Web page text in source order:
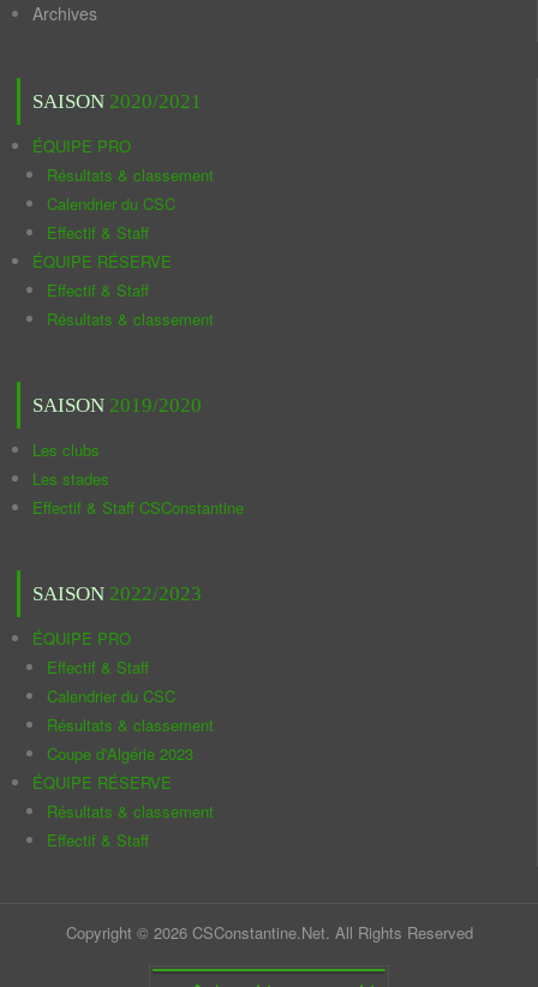
Archives
SAISON 2020/2021
ÉQUIPE PRO
Résultats & classement
Calendrier du CSC
Effectif & Staff
ÉQUIPE RÉSERVE
Effectif & Staff
Résultats & classement
SAISON 2019/2020
Les clubs
Les stades
Effectif & Staff CSConstantine
SAISON 2022/2023
ÉQUIPE PRO
Effectif & Staff
Calendrier du CSC
Résultats & classement
Coupe d'Algérie 2023
ÉQUIPE RÉSERVE
Résultats & classement
Effectif & Staff
Copyright © 2026 CSConstantine.Net. All Rights Reserved